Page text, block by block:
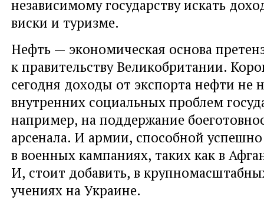
независимому государству искать
виски и туризме.
Нефть — экономическая основа
к правительству Великобритании.
сегодня доходы от экспорта нефти не
внутренних социальных проблем
например, на поддержание
арсенала. И армии, способной успешно
в военных кампаниях, таких как в
И, стоит добавить, в
учениях на Украине.